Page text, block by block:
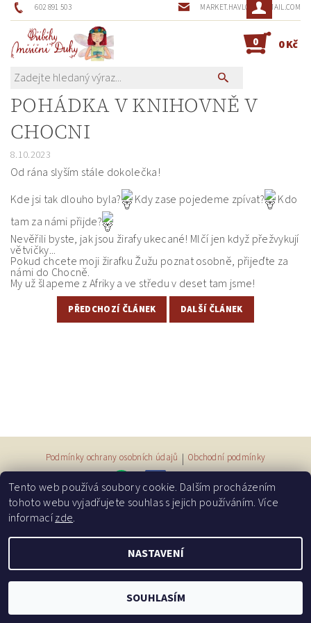
602 891 503 MARKET.HAVLOVA@GMAIL.COM
0 0 Kč
POHÁDKA V KNIHOVNĚ V
CHOCNI
8.10.2023
Od rána slyším stále dokolečka!
Kde jsi tak dlouho byla?
Kdy zase pojedeme zpívat?
Kdo
tam za námi přijde?
Nevěřili byste, jak jsou žirafy ukecané! Mlčí jen když přežvykují
větvičky...
Pokud chcete moji žirafku Žužu poznat osobně, přijeďte za
námi do Chocně.
My už šlapeme z Afriky a ve středu v deset tam jsme!
PŘEDCHOZÍ ČLÁNEK DALŠÍ ČLÁNEK
Podmínky ochrany osobních údajů | Obchodní podmínky
2026 © Příběhy měsíční duhy, všechna práva vyhrazena
Vytvořil Shoptet
Tento web používá soubory cookie. Dalším procházením
tohoto webu vyjadřujete souhlas s jejich používáním. Více
informacízde.
NASTAVENÍ
SOUHLASÍM